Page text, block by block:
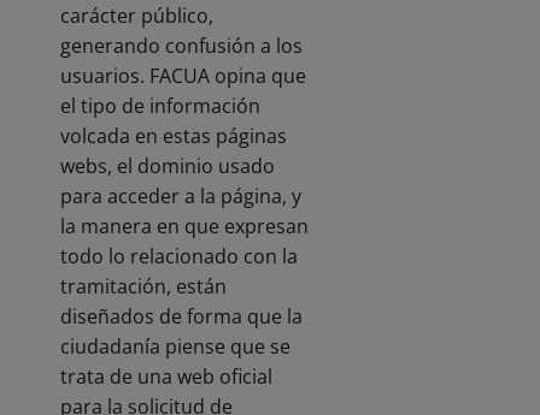
carácter público,
generando confusión a los
usuarios. FACUA opina que
el tipo de información
volcada en estas páginas
webs, el dominio usado
para acceder a la página, y
la manera en que expresan
todo lo relacionado con la
tramitación, están
diseñados de forma que la
ciudadanía piense que se
trata de una web oficial
para la solicitud de